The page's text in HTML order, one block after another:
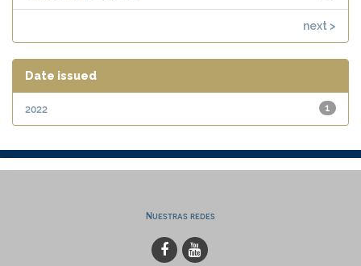
next >
Date issued
1
2022
Nuestras redes